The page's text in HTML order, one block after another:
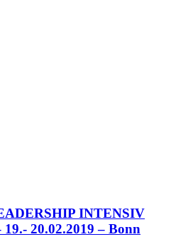
INTENSIV
20.02.2019 – Bonn